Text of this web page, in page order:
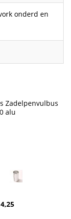
onderd en
Zadelpenvulbus
alu